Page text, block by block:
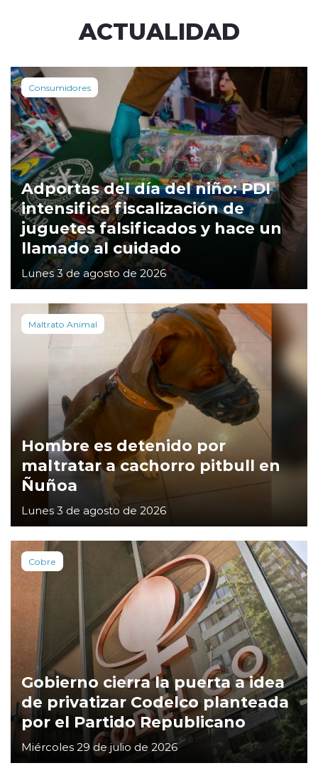
ACTUALIDAD
Consumidores
Adportas del día del niño: PDI
intensifica fiscalización de
juguetes falsificados y hace un
llamado al cuidado
Lunes 3 de agosto de 2026
Maltrato Animal
Hombre es detenido por
maltratar a cachorro pitbull en
Ñuñoa
Lunes 3 de agosto de 2026
Cobre
Gobierno cierra la puerta a idea
de privatizar Codelco planteada
por el Partido Republicano
Miércoles 29 de julio de 2026